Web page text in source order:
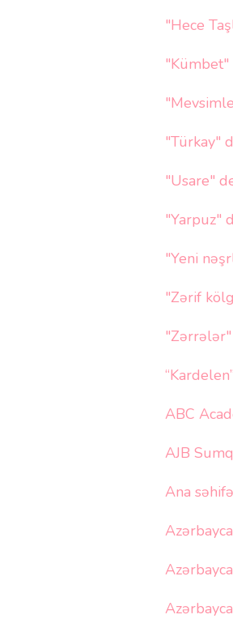
"Hece
"Kümbet"
"Türkay"
"Usare"
"Yarpuz"
"Yeni
"Zərif
"Zərrələr"
ABC
AJB
Ana səhifə